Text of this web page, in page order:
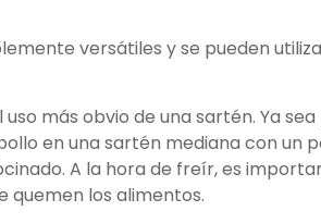
versátiles y se pueden
uso más obvio de una sartén. Ya
en una sartén mediana con
A la hora de freír, es
quemen los alimentos.